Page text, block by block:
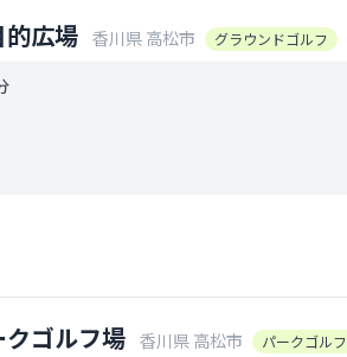
広場 香川県 高松市 グラウンドゴルフ
ゴルフ場 香川県 高松市 パークゴルフ